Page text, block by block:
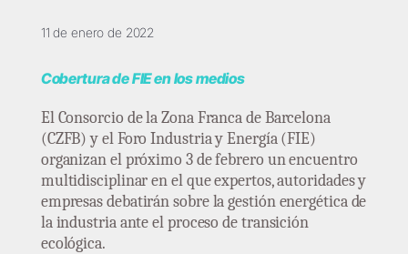
11 de enero de 2022
Cobertura de FIE en los medios
El Consorcio de la Zona Franca de Barcelona
(CZFB) y el Foro Industria y Energía (FIE)
organizan el próximo 3 de febrero un encuentro
multidisciplinar en el que expertos, autoridades y
empresas debatirán sobre la gestión energética de
la industria ante el proceso de transición
ecológica.